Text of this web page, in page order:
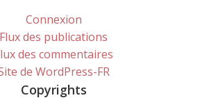
Connexion
Flux des publications
des commentaires
de WordPress-FR
Copyrights